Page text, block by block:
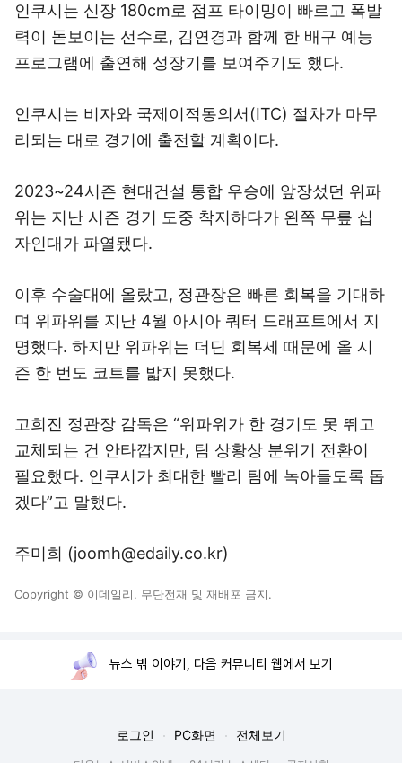
인쿠시는 신장 180cm로 점프 타이밍이 빠르고 폭발
력이 돋보이는 선수로, 김연경과 함께 한 배구 예능
프로그램에 출연해 성장기를 보여주기도 했다.
인쿠시는 비자와 국제이적동의서(ITC) 절차가 마무
리되는 대로 경기에 출전할 계획이다.
2023~24시즌 현대건설 통합 우승에 앞장섰던 위파
위는 지난 시즌 경기 도중 착지하다가 왼쪽 무릎 십
자인대가 파열됐다.
이후 수술대에 올랐고, 정관장은 빠른 회복을 기대하
며 위파위를 지난 4월 아시아 쿼터 드래프트에서 지
명했다. 하지만 위파위는 더딘 회복세 때문에 올 시
즌 한 번도 코트를 밟지 못했다.
고희진 정관장 감독은 “위파위가 한 경기도 못 뛰고
교체되는 건 안타깝지만, 팀 상황상 분위기 전환이
필요했다. 인쿠시가 최대한 빨리 팀에 녹아들도록 돕
겠다”고 말했다.
주미희 (joomh@edaily.co.kr)
Copyright © 이데일리. 무단전재 및 재배포 금지.
뉴스 밖 이야기, 다음 커뮤니티 웹에서 보기
로그인 PC화면 전체보기